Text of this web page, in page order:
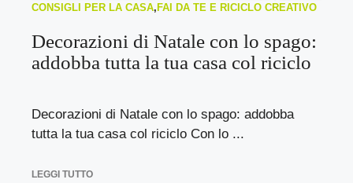
CONSIGLI PER LA CASA,FAI DA TE E RICICLO CREATIVO
Decorazioni di Natale con lo spago:
addobba tutta la tua casa col riciclo
Decorazioni di Natale con lo spago: addobba
tutta la tua casa col riciclo Con lo ...
LEGGI TUTTO